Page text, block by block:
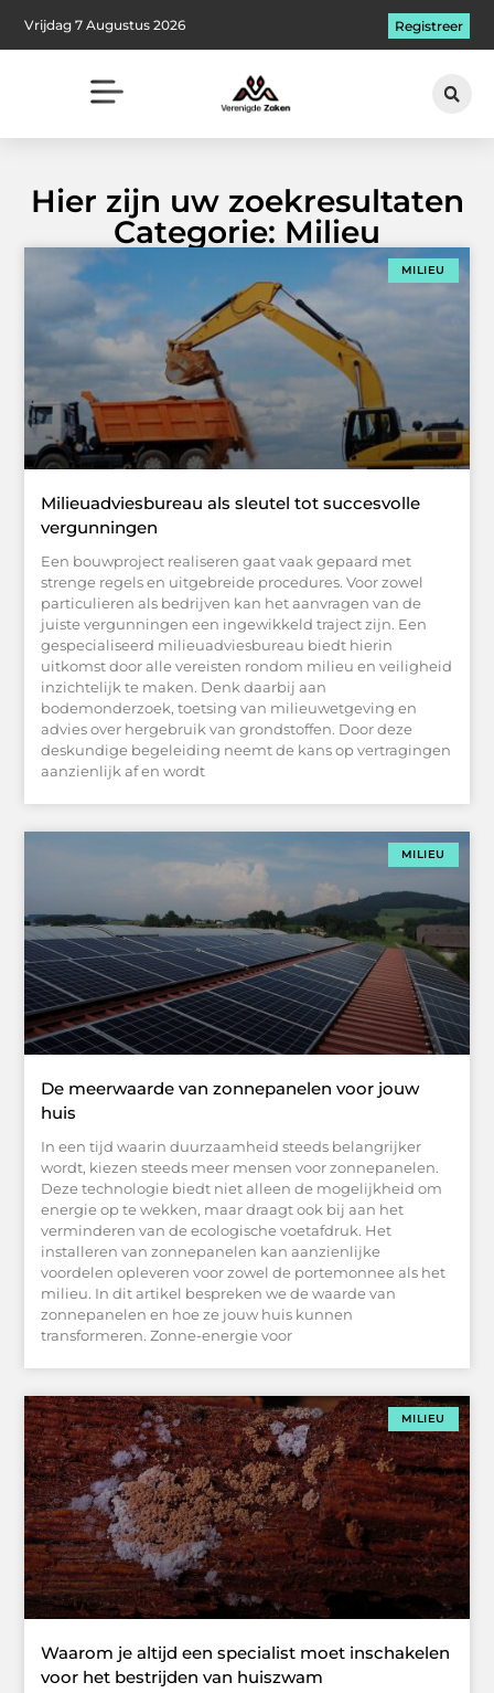
Vrijdag 7 Augustus 2026 Registreer
Hier zijn uw zoekresultaten
Categorie: Milieu
MILIEU
Milieuadviesbureau als sleutel tot succesvolle
vergunningen
Een bouwproject realiseren gaat vaak gepaard met
strenge regels en uitgebreide procedures. Voor zowel
particulieren als bedrijven kan het aanvragen van de
juiste vergunningen een ingewikkeld traject zijn. Een
gespecialiseerd milieuadviesbureau biedt hierin
uitkomst door alle vereisten rondom milieu en veiligheid
inzichtelijk te maken. Denk daarbij aan
bodemonderzoek, toetsing van milieuwetgeving en
advies over hergebruik van grondstoffen. Door deze
deskundige begeleiding neemt de kans op vertragingen
aanzienlijk af en wordt
MILIEU
De meerwaarde van zonnepanelen voor jouw
huis
In een tijd waarin duurzaamheid steeds belangrijker
wordt, kiezen steeds meer mensen voor zonnepanelen.
Deze technologie biedt niet alleen de mogelijkheid om
energie op te wekken, maar draagt ook bij aan het
verminderen van de ecologische voetafdruk. Het
installeren van zonnepanelen kan aanzienlijke
voordelen opleveren voor zowel de portemonnee als het
milieu. In dit artikel bespreken we de waarde van
zonnepanelen en hoe ze jouw huis kunnen
transformeren. Zonne-energie voor
MILIEU
Waarom je altijd een specialist moet inschakelen
voor het bestrijden van huiszwam